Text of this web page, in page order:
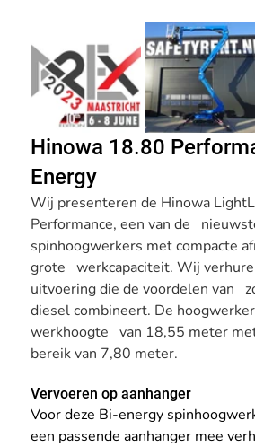
Hinowa 18.80
Energy
Wij presenteren de Hinowa
Performance, een van de
spinhoogwerkers met compacte
grote   werkcapaciteit. Wij
uitvoering die de voordelen van
diesel combineert. De
werkhoogte   van 18,55 meter
bereik van 7,80 meter.
Vervoeren op aanhanger
Voor deze Bi-energy
een passende aanhanger mee